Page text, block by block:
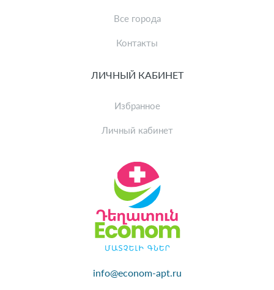
info@econom-apt.ru
Все города
Контакты
ЛИЧНЫЙ КАБИНЕТ
Избранное
Личный кабинет